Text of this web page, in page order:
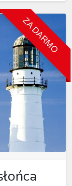
ZA DARMO